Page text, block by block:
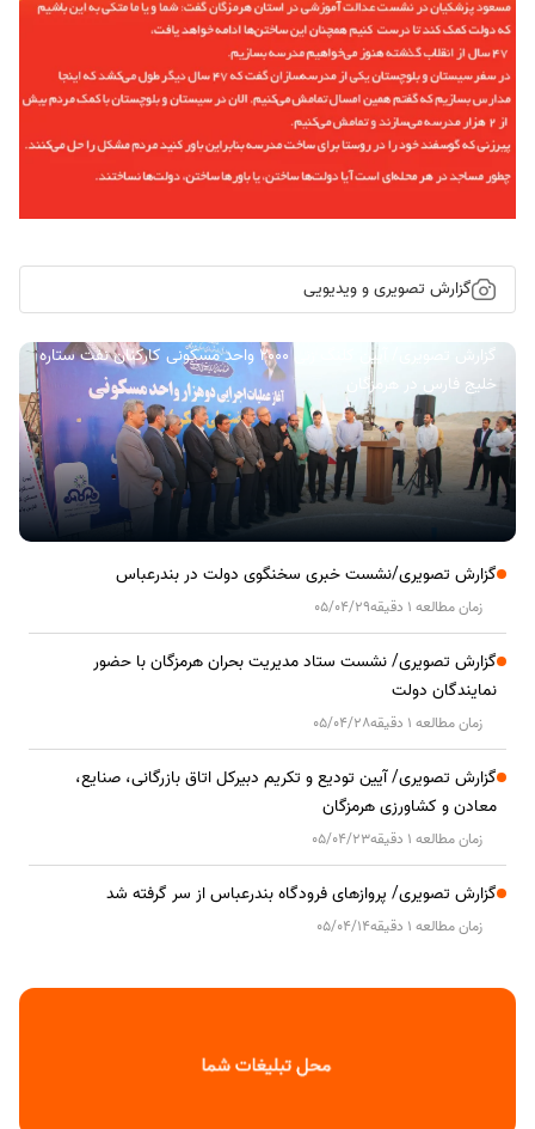
گزارش تصویری و ویدیویی
گزارش تصویری/ آیین کلنگ زنی ۲۰۰۰ واحد مسکونی کارکنان نفت ستاره
خلیج فارس در هرمزگان
گزارش تصویری/نشست خبری سخنگوی دولت در بندرعباس
زمان مطالعه 1 دقیقه 05/04/29
گزارش تصویری/ نشست ستاد مدیریت بحران هرمزگان با حضور
نمایندگان دولت
زمان مطالعه 1 دقیقه 05/04/28
گزارش تصویری/ آیین تودیع و تکریم دبیرکل اتاق بازرگانی، صنایع،
معادن و کشاورزی هرمزگان
زمان مطالعه 1 دقیقه 05/04/23
گزارش تصویری/ پروازهای فرودگاه بندرعباس از سر گرفته شد
زمان مطالعه 1 دقیقه 05/04/14